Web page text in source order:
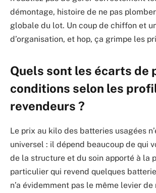
démontage, histoire de ne pas
globale du lot. Un coup de chiffon et
d’organisation, et hop, ça grimpe les
Quels sont les écarts de
conditions selon les
revendeurs ?
Le prix au kilo des batteries usagées
universel : il dépend beaucoup de qui
de la structure et du soin apporté à la
particulier qui revend quelques
n’a évidemment pas le même levier